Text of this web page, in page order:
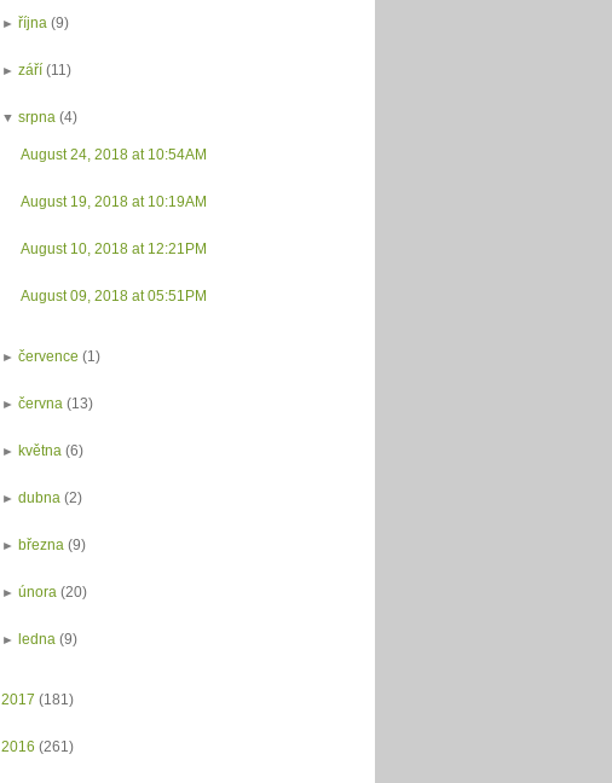
►října (9)
►září (11)
▼srpna (4)
August 24, 2018 at 10:54AM
August 19, 2018 at 10:19AM
August 10, 2018 at 12:21PM
August 09, 2018 at 05:51PM
►července (1)
►června (13)
►května (6)
►dubna (2)
►března (9)
►února (20)
►ledna (9)
2017 (181)
2016 (261)